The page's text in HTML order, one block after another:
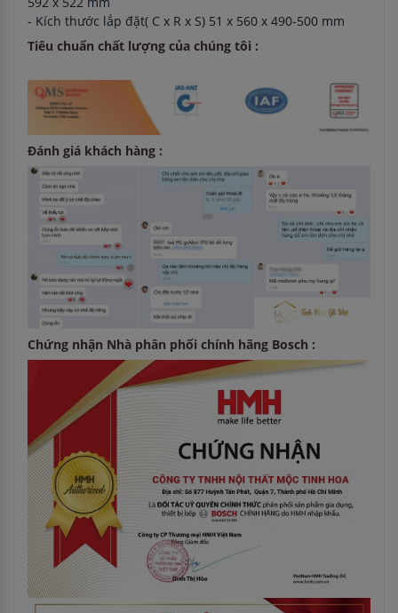
- Kích thước lắp đặt( C x R x S) 51 x 560 x 490-500 mm
Tiêu chuẩn chất lượng của chúng tôi :
Đánh giá khách hàng :
Chứng nhận Nhà phân phối chính hãng Bosch :